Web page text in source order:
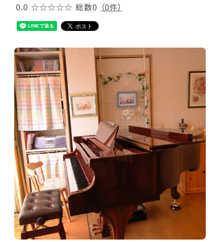
0.0 ☆☆☆☆☆ 総数0 （0件）